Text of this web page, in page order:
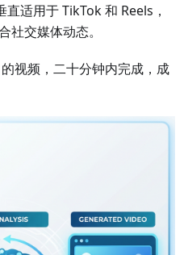
适用于 TikTok 和 Reels，
社交媒体动态。
视频，二十分钟内完成，成